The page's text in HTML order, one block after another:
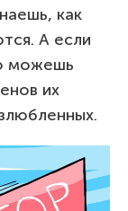
как
А если
можешь
их